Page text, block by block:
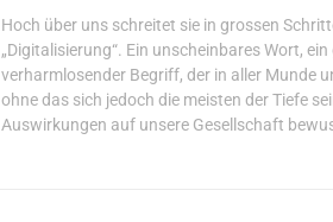
Hoch über uns schreitet sie in grossen
„Digitalisierung“. Ein unscheinbares Wort,
verharmlosender Begriff, der in aller Munde
ohne das sich jedoch die meisten der Tiefe
Auswirkungen auf unsere Gesellschaft